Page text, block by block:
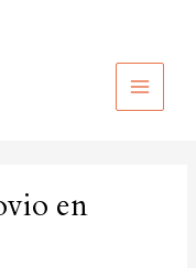
MAIN
en